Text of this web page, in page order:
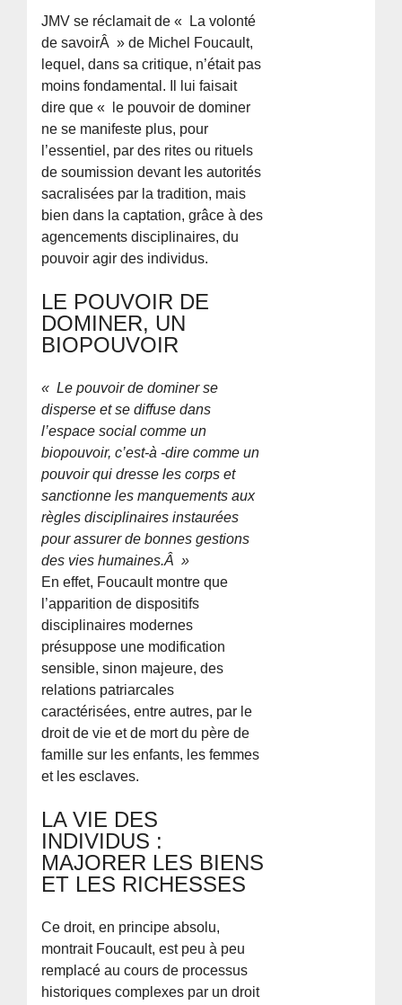
JMV se réclamait de « La volonté
de savoirÂ » de Michel Foucault,
lequel, dans sa critique, n’était pas
moins fondamental. Il lui faisait
dire que « le pouvoir de dominer
ne se manifeste plus, pour
l’essentiel, par des rites ou rituels
de soumission devant les autorités
sacralisées par la tradition, mais
bien dans la captation, grâce à des
agencements disciplinaires, du
pouvoir agir des individus.
LE POUVOIR DE
DOMINER, UN
BIOPOUVOIR
« Le pouvoir de dominer se
disperse et se diffuse dans
l’espace social comme un
biopouvoir, c’est-à -dire comme un
pouvoir qui dresse les corps et
sanctionne les manquements aux
règles disciplinaires instaurées
pour assurer de bonnes gestions
des vies humaines.Â »
En effet, Foucault montre que
l’apparition de dispositifs
disciplinaires modernes
présuppose une modification
sensible, sinon majeure, des
relations patriarcales
caractérisées, entre autres, par le
droit de vie et de mort du père de
famille sur les enfants, les femmes
et les esclaves.
LA VIE DES
INDIVIDUS :
MAJORER LES BIENS
ET LES RICHESSES
Ce droit, en principe absolu,
montrait Foucault, est peu à peu
remplacé au cours de processus
historiques complexes par un droit